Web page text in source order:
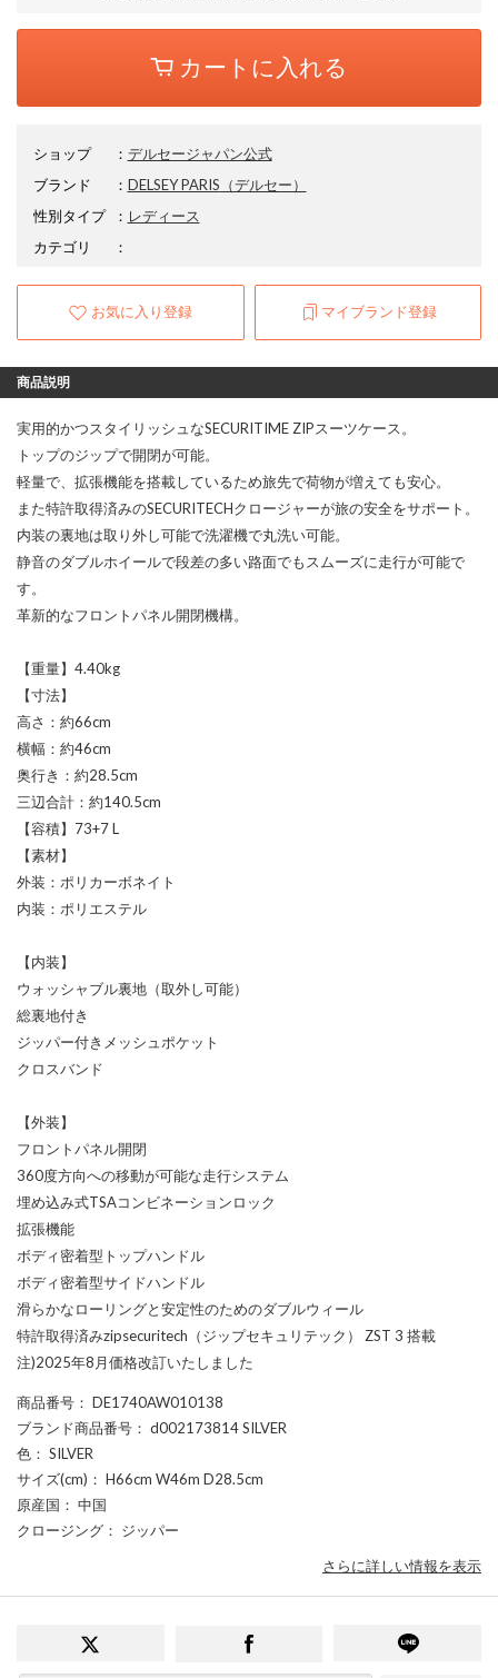
カートに入れる
ショップ ： デルセージャパン公式
ブランド
： DELSEY PARIS （デルセー）
性別タイプ
： レディース
カテゴリ
：
お気に入り登録 マイブランド登録
商品説明
実用的かつスタイリッシュなSECURITIME ZIPスーツケース。
トップのジップで開閉が可能。
軽量で、拡張機能を搭載しているため旅先で荷物が増えても安心。
また特許取得済みのSECURITECHクロージャーが旅の安全をサポート。
内装の裏地は取り外し可能で洗濯機で丸洗い可能。
静音のダブルホイールで段差の多い路面でもスムーズに走行が可能で
す。
革新的なフロントパネル開閉機構。
【重量】4.40kg
【寸法】
高さ：約66cm
横幅：約46cm
奥行き：約28.5cm
三辺合計：約140.5cm
【容積】73+7 L
【素材】
外装：ポリカーボネイト
内装：ポリエステル
【内装】
ウォッシャブル裏地（取外し可能）
総裏地付き
ジッパー付きメッシュポケット
クロスバンド
【外装】
フロントパネル開閉
360度方向への移動が可能な走行システム
埋め込み式TSAコンビネーションロック
拡張機能
ボディ密着型トップハンドル
ボディ密着型サイドハンドル
滑らかなローリングと安定性のためのダブルウィール
特許取得済みzipsecuritech（ジップセキュリテック） ZST 3 搭載
注)2025年8月価格改訂いたしました
商品番号 ： DE1740AW010138
ブランド商品番号 ： d002173814 SILVER
色 ： SILVER
サイズ(cm) ： H66cm W46m D28.5cm
原産国 ： 中国
クロージング ： ジッパー
さらに詳しい情報を表示